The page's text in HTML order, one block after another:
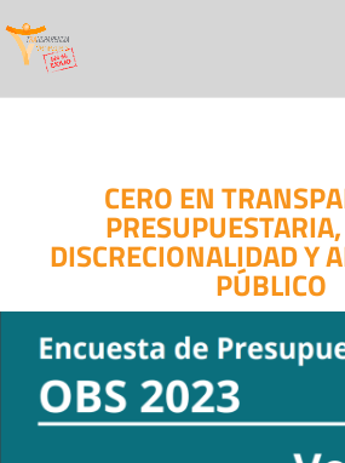
CERO EN
DISCRECIONALIDAD Y
PÚBLICO